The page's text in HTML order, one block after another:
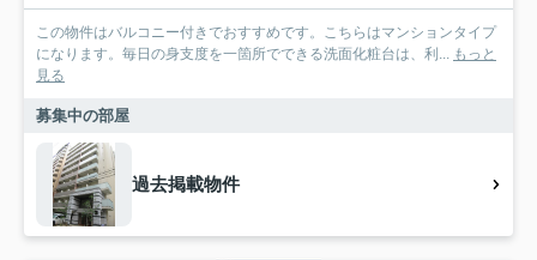
この物件はバルコニー付きでおすすめです。こちらはマンションタイプ
になります。毎日の身支度を一箇所でできる洗面化粧台は、利... もっと
見る
募集中の部屋
過去掲載物件